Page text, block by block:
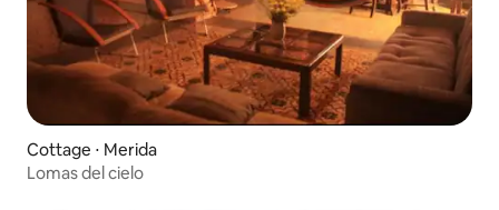
Cottage ⋅ Merida
Lomas del cielo